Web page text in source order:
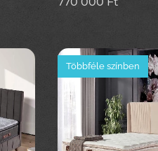
Többféle színben